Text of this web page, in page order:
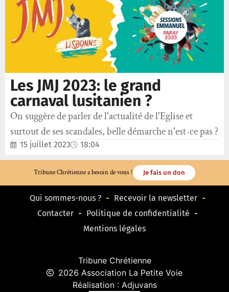
Les JMJ 2023: le grand
carnaval lusitanien ?
On suggère de parler de l'actualité de l'Eglise et
surtout de ses scandales, belle démarche n'est-ce pas ?
15 juillet 2023 18:04
Tribune Chrétienne a besoin de vous ! Je fais un don
Qui sommes-nous ?
Recevoir la newsletter
Contacter
Politique de confidentialité
Mentions légales
Tribune Chrétienne
2026 Association La Petite Voie
Réalisation : Adjuvans